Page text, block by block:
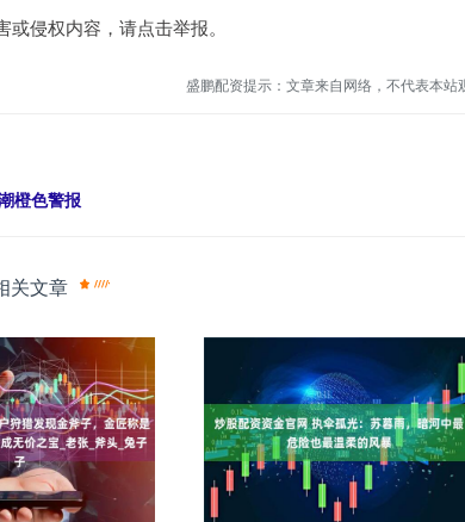
侵权内容，请点击举报。
盛鹏配资提示：文章来自网络，不代表本站
橙色警报
关文章